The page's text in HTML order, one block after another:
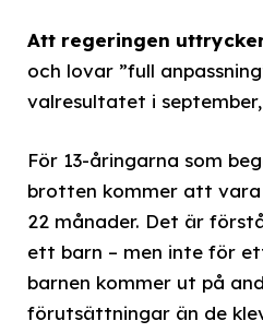
Att regeringen
och lovar ”full
valresultatet i
För 13-åringarna som
brotten kommer att vara
22 månader. Det är
ett barn – men inte för
barnen kommer ut på
förutsättningar än de